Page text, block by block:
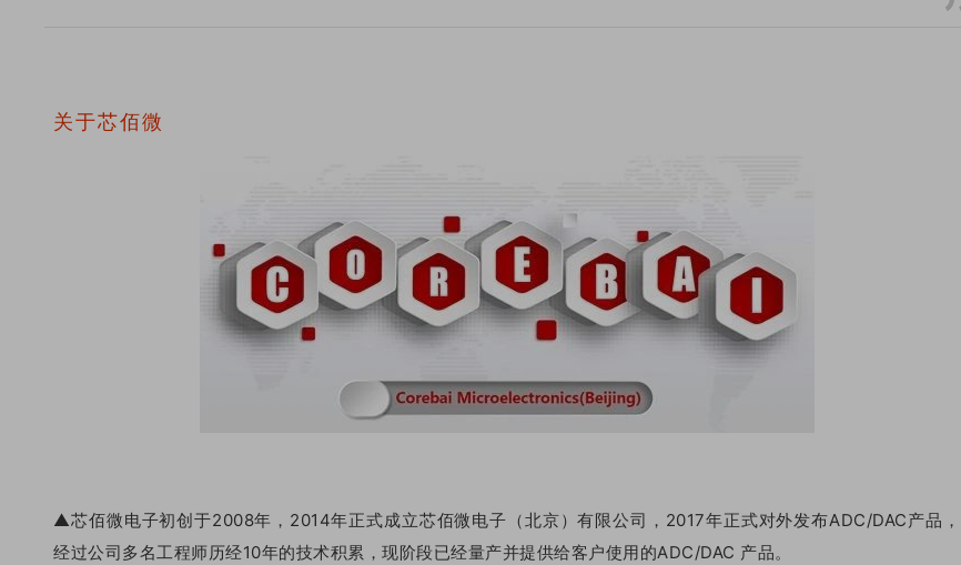
关于芯佰微
▲芯佰微电子初创于2008年，2014年正式成立芯佰微电子（北京）有限公司，2017年正式对外发布ADC/DAC产品，
经过公司多名工程师历经10年的技术积累，现阶段已经量产并提供给客户使用的ADC/DAC 产品。